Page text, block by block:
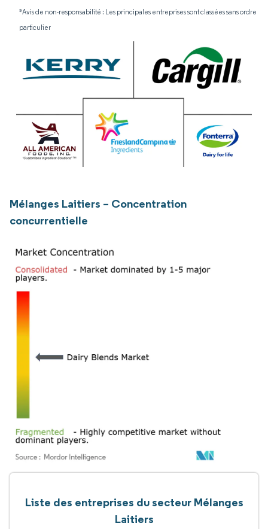
*Avis de non-responsabilité : Les principales entreprises sont classées sans ordre
particulier
Mélanges Laitiers – Concentration
concurrentielle
Liste des entreprises du secteur Mélanges
Laitiers